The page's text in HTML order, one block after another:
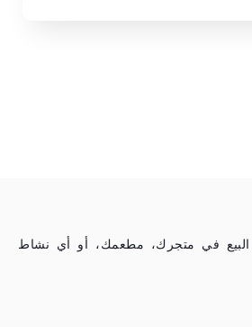
البيع في متجرك، مطعمك، أو أي نشاط